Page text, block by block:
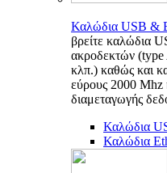
Καλώδια USB &
βρείτε καλώδια
ακροδεκτών
κλπ.) καθώς και
εύρους 2000
διαμεταγωγής
Καλώδια
Καλώδια